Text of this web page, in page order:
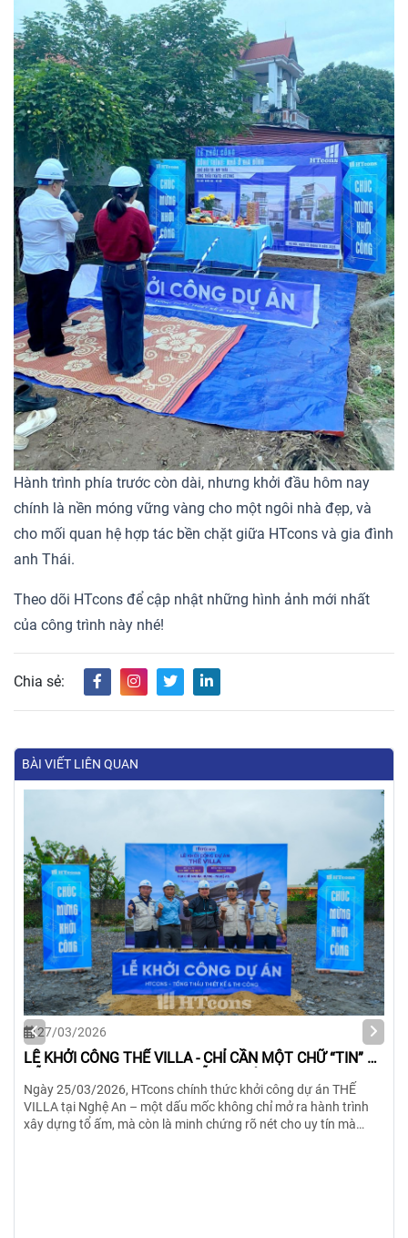
Hành trình phía trước còn dài, nhưng khởi đầu hôm nay
chính là nền móng vững vàng cho một ngôi nhà đẹp, và
cho mối quan hệ hợp tác bền chặt giữa HTcons và gia đình
anh Thái.
Theo dõi HTcons để cập nhật những hình ảnh mới nhất
của công trình này nhé!
Chia sẻ:
BÀI VIẾT LIÊN QUAN